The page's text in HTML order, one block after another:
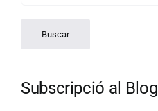
Subscripció al Blog